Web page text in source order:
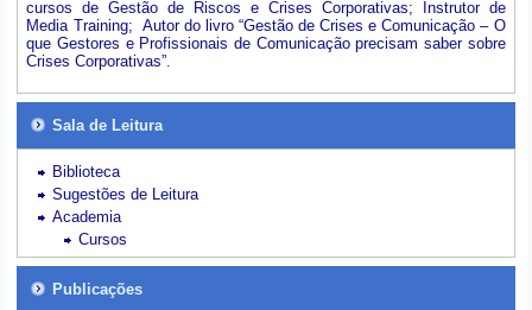
cursos de Gestão de Riscos e Crises Corporativas; Instrutor de
Media Training; Autor do livro “Gestão de Crises e Comunicação – O
que Gestores e Profissionais de Comunicação precisam saber sobre
Crises Corporativas”.
Sala de Leitura
Biblioteca
Sugestões de Leitura
Academia
Cursos
Publicações